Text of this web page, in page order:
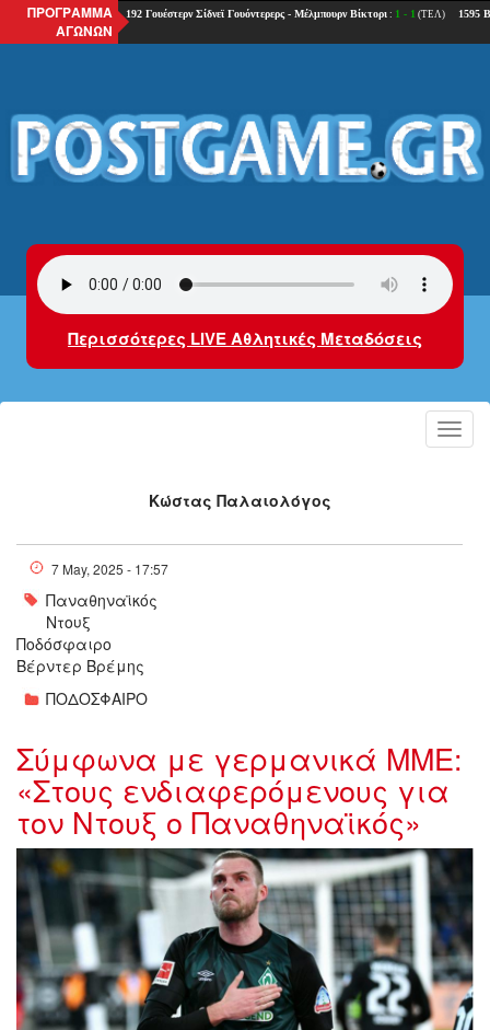
ΠΡΟΓΡΑΜΜΑ
ΑΓΩΝΩΝ
Περισσότερες LIVE Αθλητικές Μεταδόσεις
Κώστας Παλαιολόγος
7 May, 2025 - 17:57
Παναθηναϊκός
Ντουξ
Ποδόσφαιρο
Βέρντερ Βρέμης
ΠΟΔΟΣΦΑΙΡΟ
Σύμφωνα με γερμανικά ΜΜΕ:
«Στους ενδιαφερόμενους για
τον Ντουξ ο Παναθηναϊκός»
marvin-ducksch-werder-bremen-
2_170917 (1).jpg